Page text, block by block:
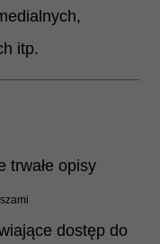
itp.
trwałe opisy
dostęp do